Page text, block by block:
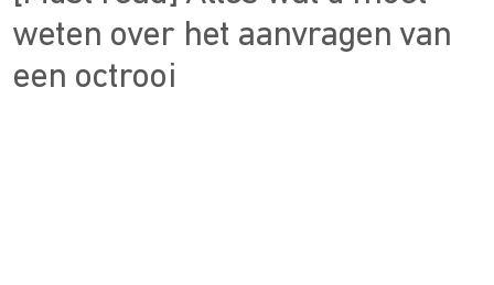
weten over het aanvragen van
een octrooi